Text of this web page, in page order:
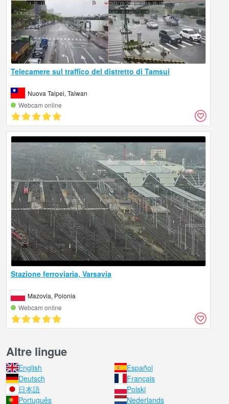
Telecamere sul traffico del distretto di Tamsui
Nuova Taipei, Taiwan
Webcam online
Stazione ferroviaria, Varsavia
Mazovia, Polonia
Webcam online
Altre lingue
English
Español
Deutsch
Français
日本語
Polski
Português
Nederlands